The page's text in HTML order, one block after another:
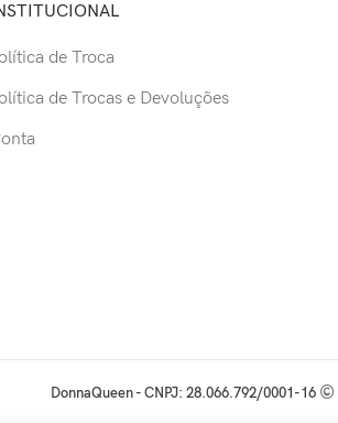
de Troca
de Trocas e Devoluções
DonnaQueen - CNPJ: 28.066.792/0001-16